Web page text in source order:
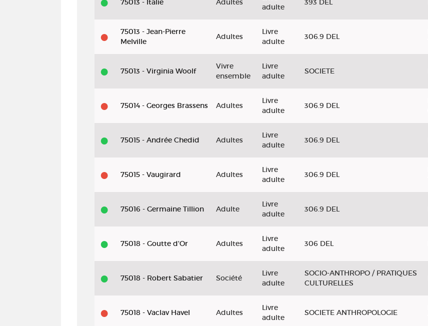
75013 - Italie Adultes
adulte
393 DEL
75013 - Jean-Pierre
Melville
Adultes
Livre
adulte
306.9 DEL
75013 - Virginia Woolf
Vivre
ensemble
Livre
adulte
SOCIETE
75014 - Georges Brassens Adultes
Livre
adulte
306.9 DEL
75015 - Andrée Chedid Adultes
Livre
adulte
306.9 DEL
75015 - Vaugirard Adultes
Livre
adulte
306.9 DEL
75016 - Germaine Tillion Adulte
Livre
adulte
306.9 DEL
75018 - Goutte d'Or Adultes
Livre
adulte
306 DEL
75018 - Robert Sabatier Société
Livre
adulte
SOCIO-ANTHROPO / PRATIQUES
CULTURELLES
75018 - Vaclav Havel Adultes
Livre
adulte
SOCIETE ANTHROPOLOGIE